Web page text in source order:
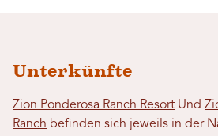
Unterkünfte
Zion Ponderosa Ranch Resort Und
Ranch befinden sich jeweils in der